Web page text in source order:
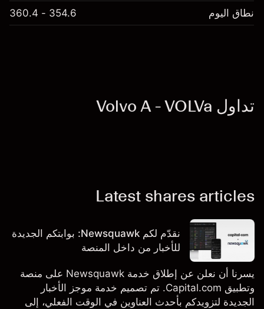
نطاق اليوم 354.6 - 360.4
تداول Volvo A - VOLVa
Latest shares articles
نقدّم لكم Newsquawk: بوابتكم الجديدة
للأخبار من داخل المنصة
يسرنا أن نعلن عن إطلاق خدمة Newsquawk على منصة
وتطبيق Capital.com. تم تصميم خدمة موجز الأخبار
الجديدة لتزويدكم بأحدث العناوين في الوقت الفعلي، إلى